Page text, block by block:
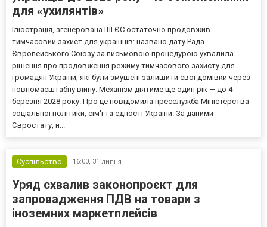
для «ухилянтів»
Ілюстрація, згенерована ШІ ЄС остаточно продовжив
тимчасовий захист для українців: названо дату Рада
Європейського Союзу за письмовою процедурою ухвалила
рішення про продовження режиму тимчасового захисту для
громадян України, які були змушені залишити свої домівки через
повномасштабну війну. Механізм діятиме ще один рік — до 4
березня 2028 року. Про це повідомила пресслужба Міністерства
соціальної політики, сім'ї та єдності України. За даними
Євростату, н...
Суспільство 16:00, 31 липня
Уряд схвалив законопроєкт для
запровадження ПДВ на товари з
іноземних маркетплейсів